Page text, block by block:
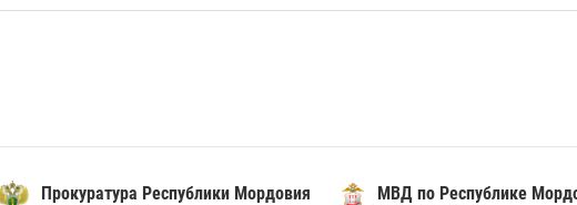
Прокуратура Республики Мордовия МВД по Республике